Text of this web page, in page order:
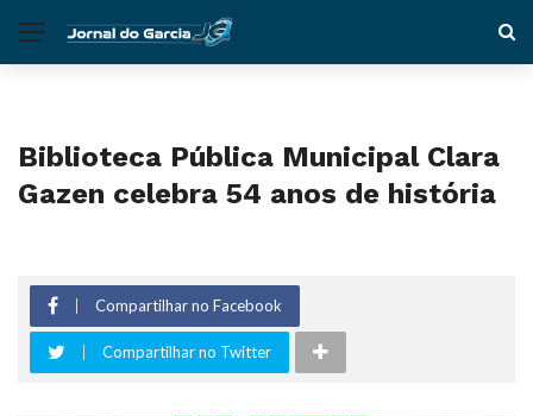
Biblioteca Pública Municipal Clara
Gazen celebra 54 anos de história
Compartilhar no Facebook
Compartilhar no Twitter